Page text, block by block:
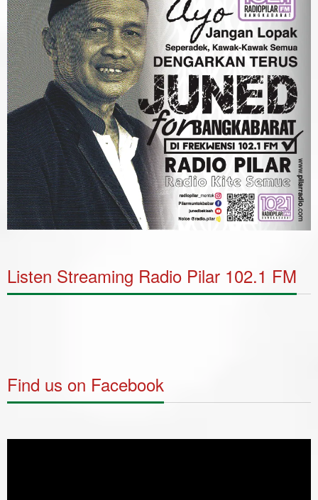
Listen Streaming Radio Pilar 102.1 FM
Find us on Facebook